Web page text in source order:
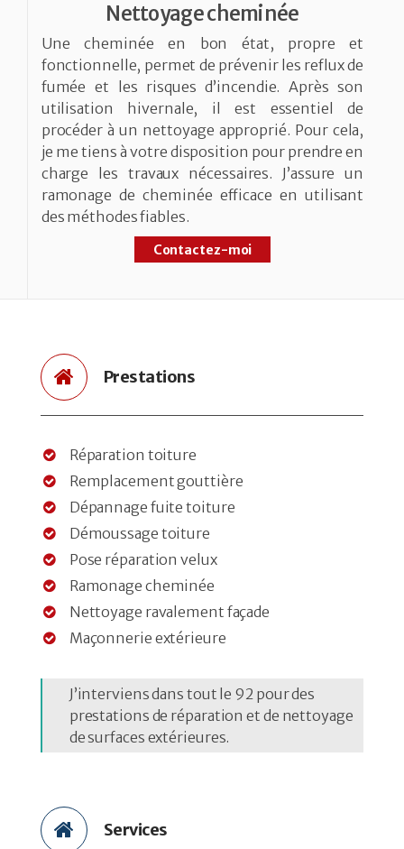
Nettoyage cheminée
Une cheminée en bon état, propre et
fonctionnelle, permet de prévenir les reflux de
fumée et les risques d’incendie. Après son
utilisation hivernale, il est essentiel de
procéder à un nettoyage approprié. Pour cela,
je me tiens à votre disposition pour prendre en
charge les travaux nécessaires. J’assure un
ramonage de cheminée efficace en utilisant
des méthodes fiables.
Contactez-moi
Prestations
Réparation toiture
Remplacement gouttière
Dépannage fuite toiture
Démoussage toiture
Pose réparation velux
Ramonage cheminée
Nettoyage ravalement façade
Maçonnerie extérieure
J’interviens dans tout le 92 pour des
prestations de réparation et de nettoyage
de surfaces extérieures.
Services